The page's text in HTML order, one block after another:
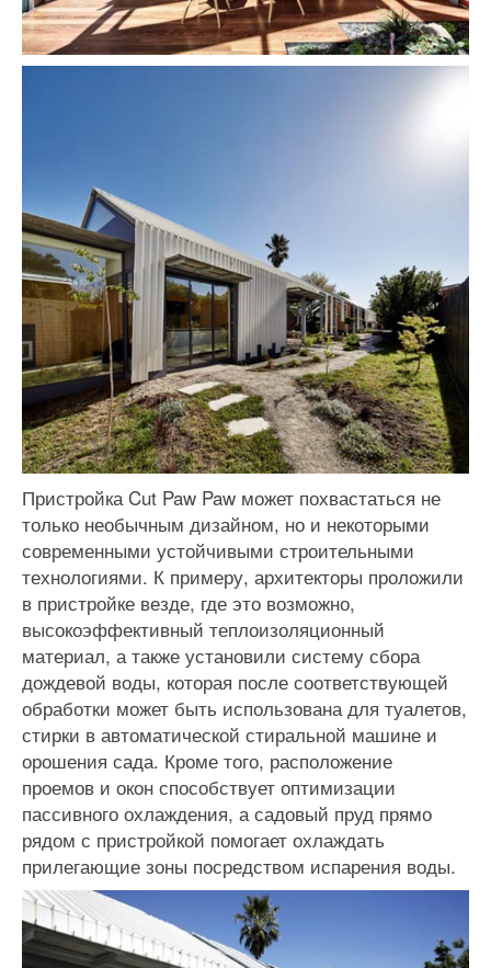
Пристройка Cut Paw Paw может похвастаться не
только необычным дизайном, но и некоторыми
современными устойчивыми строительными
технологиями. К примеру, архитекторы проложили
в пристройке везде, где это возможно,
высокоэффективный теплоизоляционный
материал, а также установили систему сбора
дождевой воды, которая после соответствующей
обработки может быть использована для туалетов,
стирки в автоматической стиральной машине и
орошения сада. Кроме того, расположение
проемов и окон способствует оптимизации
пассивного охлаждения, а садовый пруд прямо
рядом с пристройкой помогает охлаждать
прилегающие зоны посредством испарения воды.